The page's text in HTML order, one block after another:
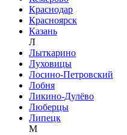
Краснодар
Красноярск
Казань
Л
Лыткарино
Луховицы
Лосино-Петровский
Лобня
Ликино-Дулёво
Люберцы
Липецк
М